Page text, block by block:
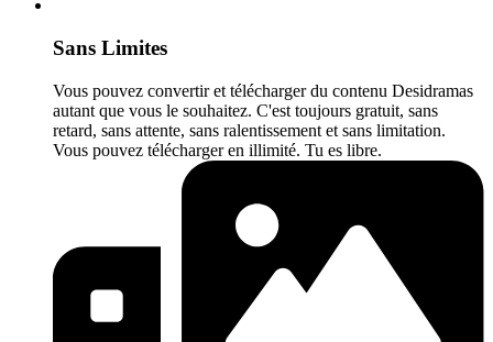
Sans Limites
Vous pouvez convertir et télécharger du contenu Desidramas
autant que vous le souhaitez. C'est toujours gratuit, sans
retard, sans attente, sans ralentissement et sans limitation.
Vous pouvez télécharger en illimité. Tu es libre.